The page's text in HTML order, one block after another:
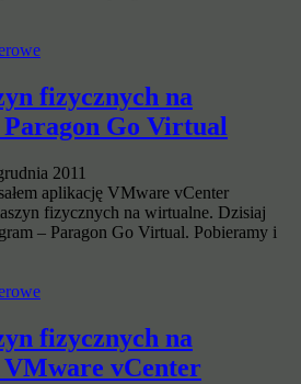
fizycznych na
Go Virtual
2011
aplikację VMware vCenter
fizycznych na wirtualne. Dzisiaj
– Paragon Go Virtual. Pobieramy i
fizycznych na
vCenter